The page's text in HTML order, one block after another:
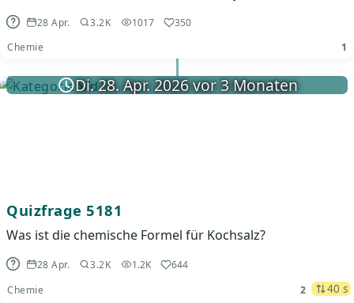
28 Apr. 3.2K 1017
350
Chemie
1
Di. 28. Apr. 2026 vor 3 Monaten
Quizfrage 5181
Was ist die chemische Formel für Kochsalz?
28 Apr. 3.2K 1.2K
644
Chemie
2 40 s